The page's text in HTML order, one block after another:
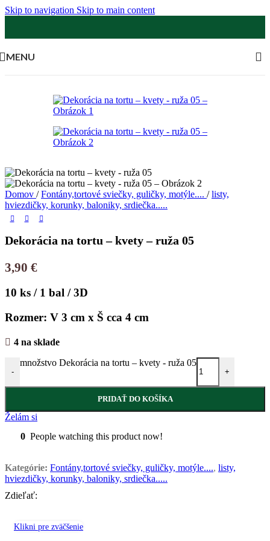
Skip to navigation Skip to main content
MENU
Klikni pre zväčšenie
Domov / Fontány,tortové sviečky, guličky, motýle.... / listy,
hviezdičky, korunky, baloniky, srdiečka.....
Dekorácia na tortu – kvety – ruža 05
3,90 €
10 ks / 1 bal / 3D
Rozmer: V 3 cm x Š cca 4 cm
4 na sklade
-
množstvo Dekorácia na tortu – kvety - ruža 05
+
PRIDAŤ DO KOŠÍKA
Želám si
0 People watching this product now!
Kategórie: Fontány,tortové sviečky, guličky, motýle...., listy,
hviezdičky, korunky, baloniky, srdiečka.....
Zdieľať: